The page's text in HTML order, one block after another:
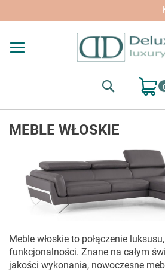
Search
Mój
MEBLE WŁOSKIE
Meble włoskie to połączenie
funkcjonalności. Znane na całym
jakości wykonania, nowoczesne